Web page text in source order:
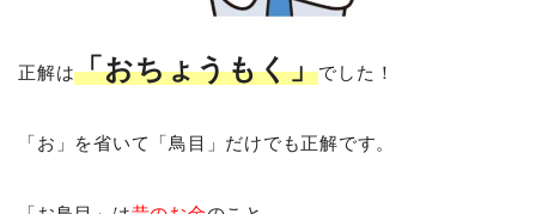
正解は「おちょうもく」でした！
「お」を省いて「鳥目」だけでも正解です。